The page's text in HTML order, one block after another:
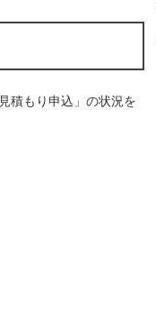
積もり申込」の状況を